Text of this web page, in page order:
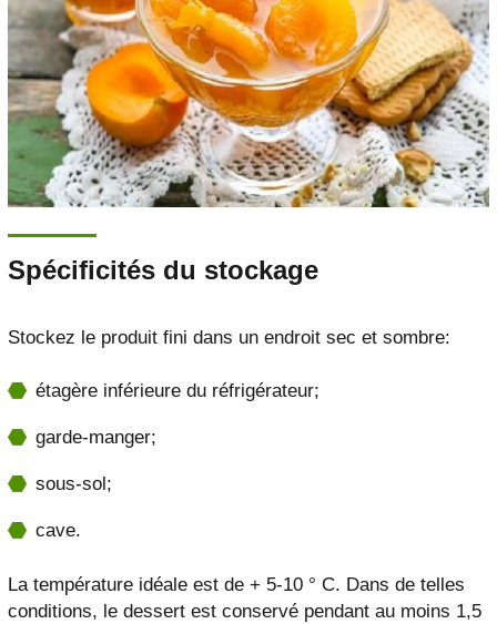
Spécificités du stockage
Stockez le produit fini dans un endroit sec et sombre:
étagère inférieure du réfrigérateur;
garde-manger;
sous-sol;
cave.
La température idéale est de + 5-10 ° C. Dans de telles
conditions, le dessert est conservé pendant au moins 1,5